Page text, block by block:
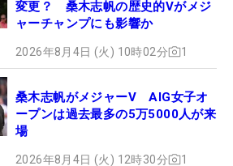
変更？ 桑木志帆の歴史的Vがメジ
ャーチャンプにも影響か
2026年8月4日 (火) 10時02分 1
桑木志帆がメジャーV AIG女子オ
ープンは過去最多の5万5000人が来
場
2026年8月4日 (火) 12時30分 1